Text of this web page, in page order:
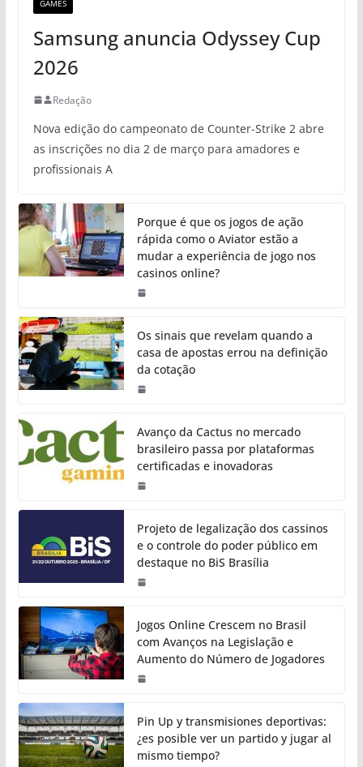
GAMES
Samsung anuncia Odyssey Cup
2026
Redação
Nova edição do campeonato de Counter-Strike 2 abre
as inscrições no dia 2 de março para amadores e
profissionais A
Porque é que os jogos de ação
rápida como o Aviator estão a
mudar a experiência de jogo nos
casinos online?
Os sinais que revelam quando a
casa de apostas errou na definição
da cotação
Avanço da Cactus no mercado
brasileiro passa por plataformas
certificadas e inovadoras
Projeto de legalização dos cassinos
e o controle do poder público em
destaque no BiS Brasília
Jogos Online Crescem no Brasil
com Avanços na Legislação e
Aumento do Número de Jogadores
Pin Up y transmisiones deportivas:
¿es posible ver un partido y jugar al
mismo tiempo?